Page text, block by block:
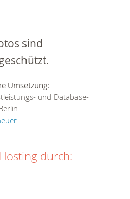
sind
Umsetzung:
und Database-
durch: